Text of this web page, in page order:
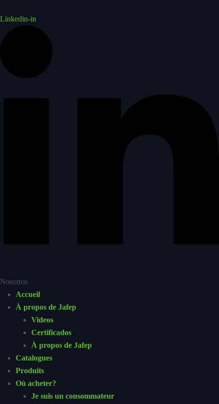
Linkedin-in
Nosotros
Accueil
À propos de Jafep
Videos
Certificados
À propos de Jafep
Catalogues
Produits
Où acheter?
Je suis un consommateur